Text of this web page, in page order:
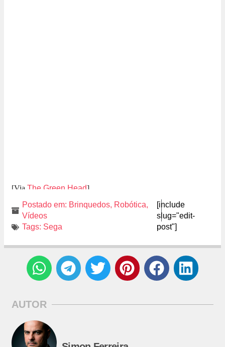
[Via The Green Head]
Postado em: Brinquedos, Robótica,
Vídeos
Tags: Sega
[include
slug="edit-
post"]
AUTOR